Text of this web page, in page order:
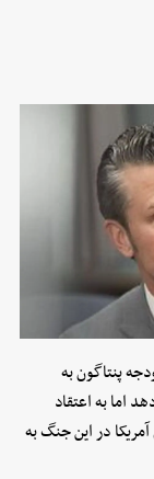
پنتاگون به
اما به اعتقاد
در این جنگ به